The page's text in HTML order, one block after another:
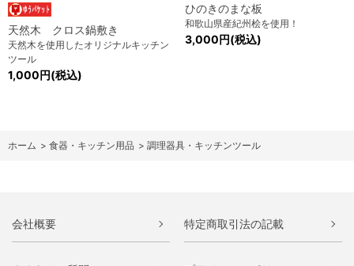
天然木 クロス鍋敷き
天然木を使用したオリジナルキッチン
ツール
1,000円(税込)
ひのきのまな板
和歌山県産紀州桧を使用！
3,000円(税込)
ホーム > 食器・キッチン用品 > 調理器具・キッチンツール
会社概要 特定商取引法の記載